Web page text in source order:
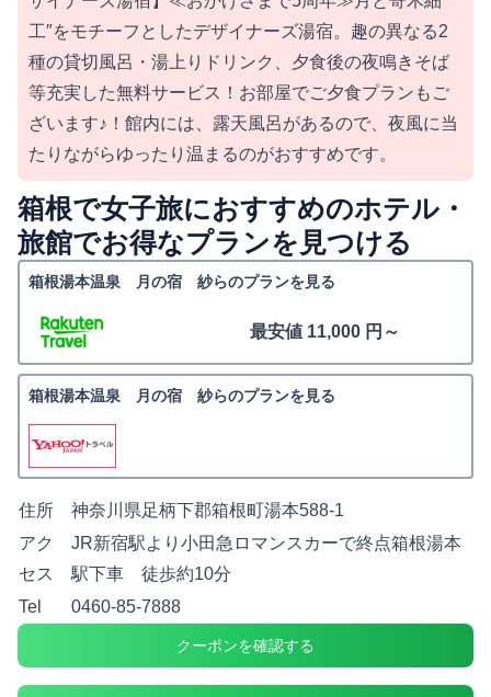
工″をモチーフとしたデザイナーズ湯宿。趣の異なる2
種の貸切風呂・湯上りドリンク、夕食後の夜鳴きそば
等充実した無料サービス！お部屋でご夕食プランもご
ざいます♪！館内には、露天風呂があるので、夜風に当
たりながらゆったり温まるのがおすすめです。
箱根で女子旅におすすめのホテル・
旅館でお得なプランを見つける
箱根湯本温泉 月の宿 紗らのプランを見る
最安値 11,000 円～
箱根湯本温泉 月の宿 紗らのプランを見る
住所
神奈川県足柄下郡箱根町湯本588-1
アク
セス
JR新宿駅より小田急ロマンスカーで終点箱根湯本
駅下車 徒歩約10分
Tel
0460-85-7888
クーポンを確認する